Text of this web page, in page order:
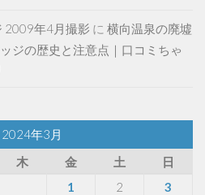
2009年4月撮影 に 横向温泉の廃墟
ジの歴史と注意点｜口コミちゃ
2024年3月
木 金 土
日
1
2
3